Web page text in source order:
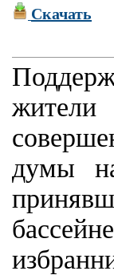
Скачать
думы